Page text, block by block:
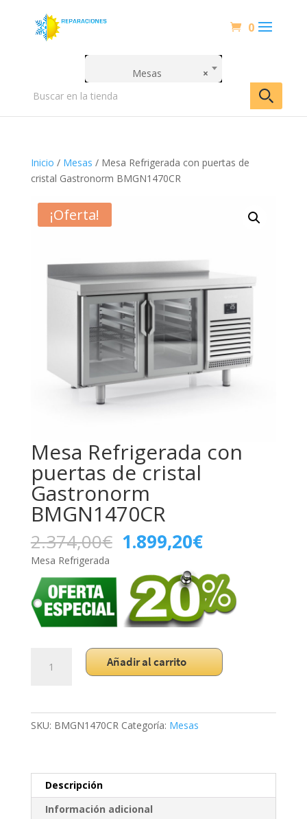
0
×
Mesas
Inicio / Mesas / Mesa Refrigerada con puertas de
cristal Gastronorm BMGN1470CR
¡Oferta!
Mesa Refrigerada con
puertas de cristal
Gastronorm
BMGN1470CR
2.374,00€ El
precio
original
era:
2.374,00€.
1.899,20€El
precio
actual
es:
1.899,20€.
Mesa Refrigerada
Refrigerada
cantidad
Añadir al carrito
SKU: BMGN1470CR Categoría: Mesas
Descripción
Información adicional